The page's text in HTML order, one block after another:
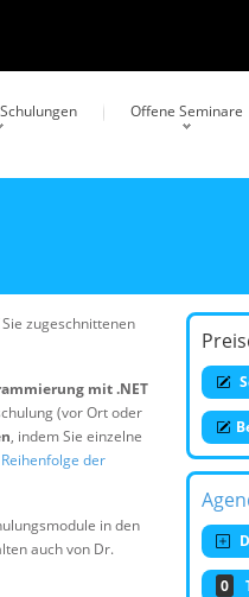
Offene Seminare
zugeschnittenen
mit .NET
(vor Ort oder
, indem Sie einzelne
der
in den
auch von Dr.
0